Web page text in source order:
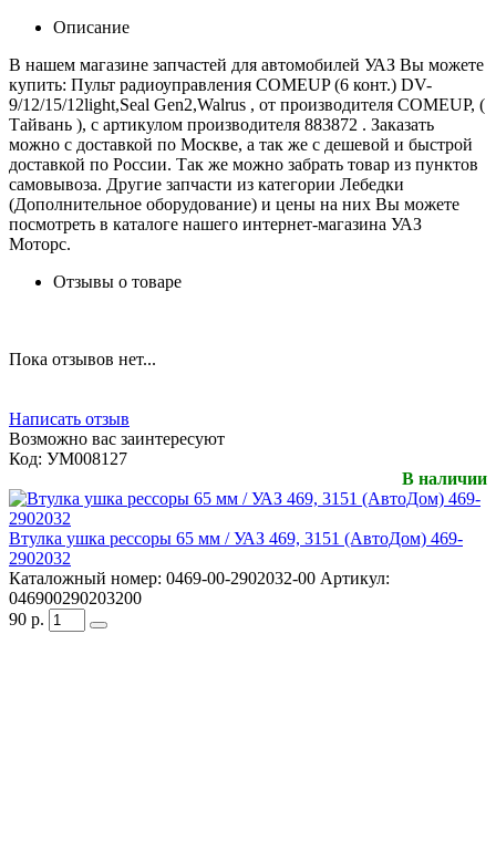
Описание
В нашем магазине запчастей для автомобилей УАЗ Вы можете
купить: Пульт радиоуправления COMEUP (6 конт.) DV-
9/12/15/12light,Seal Gen2,Walrus , от производителя COMEUP, (
Тайвань ), с артикулом производителя 883872 . Заказать
можно с доставкой по Москве, а так же с дешевой и быстрой
доставкой по России. Так же можно забрать товар из пунктов
самовывоза. Другие запчасти из категории Лебедки
(Дополнительное оборудование) и цены на них Вы можете
посмотреть в каталоге нашего интернет-магазина УАЗ
Моторс.
Отзывы о товаре
Пока отзывов нет...
Написать отзыв
Возможно вас заинтересуют
Код: УМ008127
В наличии
Втулка ушка рессоры 65 мм / УАЗ 469, 3151 (АвтоДом) 469-
2902032
Каталожный номер: 0469-00-2902032-00 Артикул:
046900290203200
90 р.